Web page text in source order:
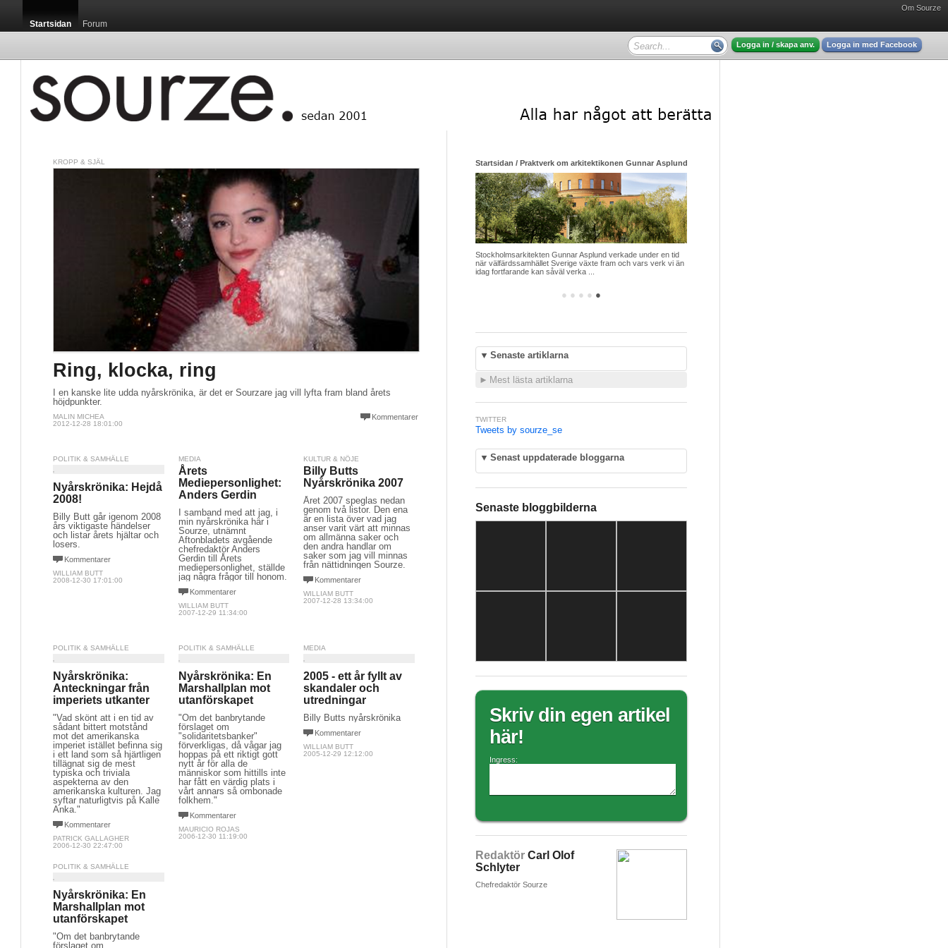
Om Sourze
Startsidan Forum
Logga in / skapa anv. Logga in med Facebook
KROPP & SJÄL
Ring, klocka, ring
I en kanske lite udda nyårskrönika, är det er Sourzare jag vill lyfta fram bland årets
höjdpunkter.
Kommentarer
MALIN MICHEA
2012-12-28 18:01:00
POLITIK & SAMHÄLLE
Nyårskrönika: Hejdå
2008!
Billy Butt går igenom 2008
års viktigaste händelser
och listar årets hjältar och
losers.
Kommentarer
WILLIAM BUTT
2008-12-30 17:01:00
MEDIA
Årets
Mediepersonlighet:
Anders Gerdin
I samband med att jag, i
min nyårskrönika här i
Sourze, utnämnt
Aftonbladets avgående
chefredaktör Anders
Gerdin till Årets
mediepersonlighet, ställde
jag några frågor till honom.
Kommentarer
WILLIAM BUTT
2007-12-29 11:34:00
KULTUR & NÖJE
Billy Butts
Nyårskrönika 2007
Året 2007 speglas nedan
genom två listor. Den ena
är en lista över vad jag
anser varit värt att minnas
om allmänna saker och
den andra handlar om
saker som jag vill minnas
från nättidningen Sourze.
Kommentarer
WILLIAM BUTT
2007-12-28 13:34:00
POLITIK & SAMHÄLLE
Nyårskrönika:
Anteckningar från
imperiets utkanter
"Vad skönt att i en tid av
sådant bittert motstånd
mot det amerikanska
imperiet istället befinna sig
i ett land som så hjärtligen
tillägnat sig de mest
typiska och triviala
aspekterna av den
amerikanska kulturen. Jag
syftar naturligtvis på Kalle
Anka."
Kommentarer
PATRICK GALLAGHER
2006-12-30 22:47:00
POLITIK & SAMHÄLLE
Nyårskrönika: En
Marshallplan mot
utanförskapet
"Om det banbrytande
förslaget om
"solidaritetsbanker"
förverkligas, då vågar jag
hoppas på ett riktigt gott
nytt år för alla de
människor som hittills inte
har fått en värdig plats i
vårt annars så ombonade
folkhem."
Kommentarer
MAURICIO ROJAS
2006-12-30 11:19:00
MEDIA
2005 - ett år fyllt av
skandaler och
utredningar
Billy Butts nyårskrönika
Kommentarer
WILLIAM BUTT
2005-12-29 12:12:00
POLITIK & SAMHÄLLE
Nyårskrönika: En
Marshallplan mot
utanförskapet
"Om det banbrytande
förslaget om
● ● ● ● ●
Startsidan / Praktverk om arkitektikonen Gunnar Asplund - mycket intressant läsning
Stockholmsarkitekten Gunnar Asplund verkade under en tid
när välfärdssamhället Sverige växte fram och vars verk vi än
idag fortfarande kan såväl verka ...
▼ Senaste artiklarna
► Mest lästa artiklarna
TWITTER
Tweets by sourze_se
▼ Senast uppdaterade bloggarna
Senaste bloggbilderna
Skriv din egen artikel
här!
Ingress:
Redaktör Carl Olof
Schlyter
Chefredaktör Sourze